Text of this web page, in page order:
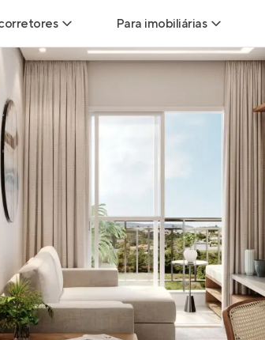
para Corretores
imobiliárias
de Corretores
Verificado
imóveis
Para imobiliárias
Leads para
Hub de imobiliárias